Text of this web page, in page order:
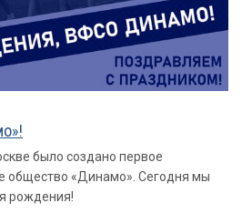
было создано первое
общество «Динамо». Сегодня мы
рождения!